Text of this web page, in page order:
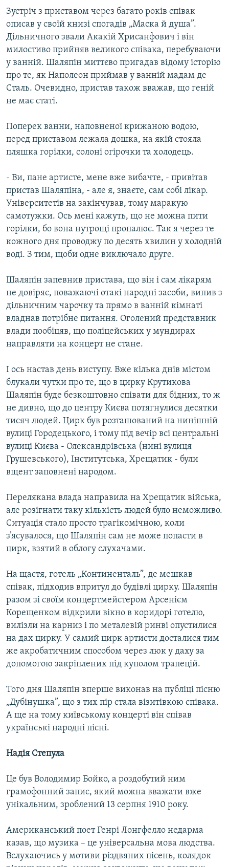
Зустріч з приставом через багато років співак
описав у своїй книзі спогадів „Маска й душа”.
Дільничного звали Акакій Хрисанфович і він
милостиво прийняв великого співака, перебуваючи
у ванній. Шаляпін миттєво пригадав відому історію
про те, як Наполеон приймав у ванній мадам де
Сталь. Очевидно, пристав також вважав, що геній
не має статі.
Поперек ванни, наповненої крижаною водою,
перед приставом лежала дошка, на якій стояла
пляшка горілки, солоні огірочки та холодець.
- Ви, пане артисте, мене вже вибачте, - привітав
пристав Шаляпіна, - але я, знаєте, сам собі лікар.
Університетів на закінчував, тому маракую
самотужки. Ось мені кажуть, що не можна пити
горілки, бо вона нутрощі пропалює. Так я через те
кожного дня проводжу по десять хвилин у холодній
воді. З тим, щоби одне виключало друге.
Шаляпін запевнив пристава, що він і сам лікарям
не довіряє, поважаючі отакі народні засоби, випив з
дільничним чарочку та прямо в ванній кімнаті
владнав потрібне питання. Оголений представник
влади пообіцяв, що поліцейських у мундирах
направляти на концерт не стане.
І ось настав день виступу. Вже кілька днів містом
блукали чутки про те, що в цирку Крутикова
Шаляпін буде безкоштовно співати для бідних, то ж
не дивно, що до центру Києва потягнулися десятки
тисяч людей. Цирк був розташований на нинішній
вулиці Городецького, і тому під вечір всі центральні
вулиці Києва - Олександрівська (нині вулиця
Грушевського), Інститутська, Хрещатик - були
вщент заповнені народом.
Перелякана влада направила на Хрещатик війська,
але розігнати таку кількість людей було неможливо.
Ситуація стало просто трагікомічною, коли
з’ясувалося, що Шаляпін сам не може попасти в
цирк, взятий в облогу слухачами.
На щастя, готель „Континенталь”, де мешкав
співак, підходив впритул до будівлі цирку. Шаляпін
разом зі своїм концертмейстером Арсенієм
Корещенком відкрили вікно в коридорі готелю,
вилізли на карниз і по металевій ринві опустилися
на дах цирку. У самий цирк артисти досталися тим
же акробатичним способом через люк у даху за
допомогою закріплених під куполом трапецій.
Того дня Шаляпін вперше виконав на публіці пісню
„Дубінушка”, що з тих пір стала візитівкою співака.
А ще на тому київському концерті він співав
українські народні пісні.
Надія Степула
Це був Володимир Бойко, а роздобутий ним
грамофонний запис, який можна вважати вже
унікальним, зроблений 13 серпня 1910 року.
Американський поет Генрі Лонгфелло недарма
казав, що музика – це універсальна мова людства.
Вслухаючись у мотиви різдвяних пісень, колядок